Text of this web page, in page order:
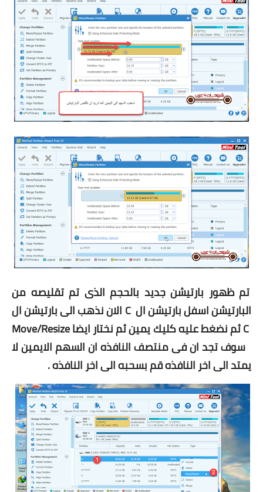
تم ظهور بارتيشن جديد بالحجم الذى تم تقليصه من
البارتيشن اسفل بارتيشن ال C الان نذهب الى بارتيشن ال
Cثم نضغط عليه كليك يمين ثم نختار ايضاMove/Resize
سوف تجد ان فى منتصف النافذه ان السهم الايمين لا
يمتد الى اخر النافذه قم بسحبه الى اخر النافذه .